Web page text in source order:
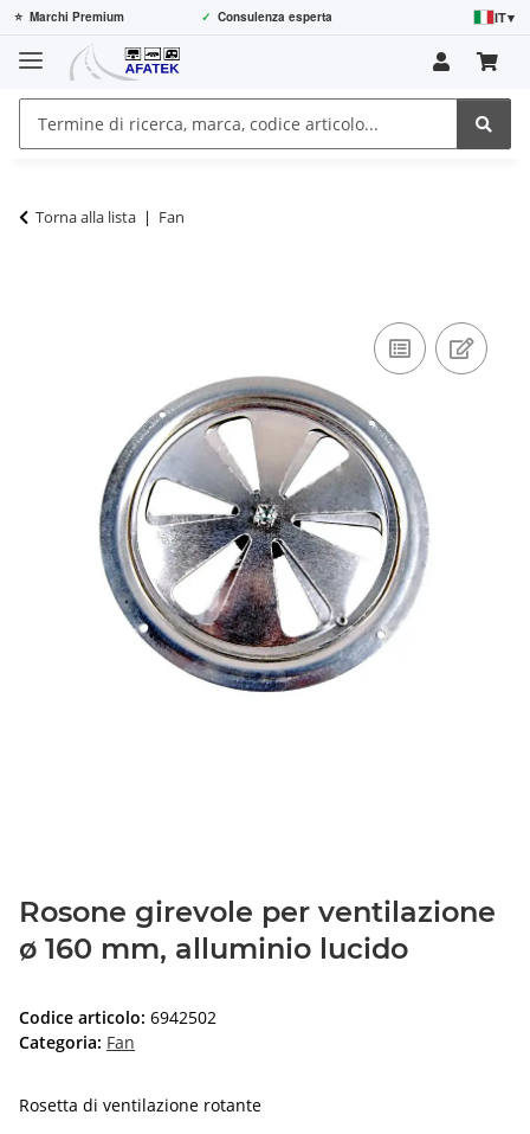
⭐ Marchi Premium ✓ Consulenza esperta IT▾
Torna alla lista Fan
Rosone girevole per ventilazione
ø 160 mm, alluminio lucido
Codice articolo: 6942502
Categoria: Fan
Rosetta di ventilazione rotante